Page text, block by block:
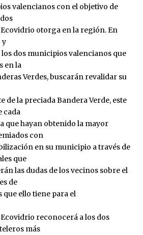
valencianos con el objetivo de
otorga en la región. En
y
dos municipios valencianos que
en la
Verdes, buscarán revalidar su
de la preciada Bandera Verde, este
cada
que hayan obtenido la mayor
con
en su municipio a través de
que
las dudas de los vecinos sobre el
de
ello tiene para el
reconocerá a los dos
más